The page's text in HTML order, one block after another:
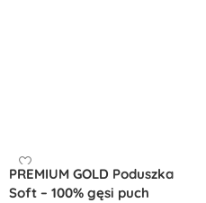
PREMIUM GOLD Poduszka
Soft – 100% gęsi puch